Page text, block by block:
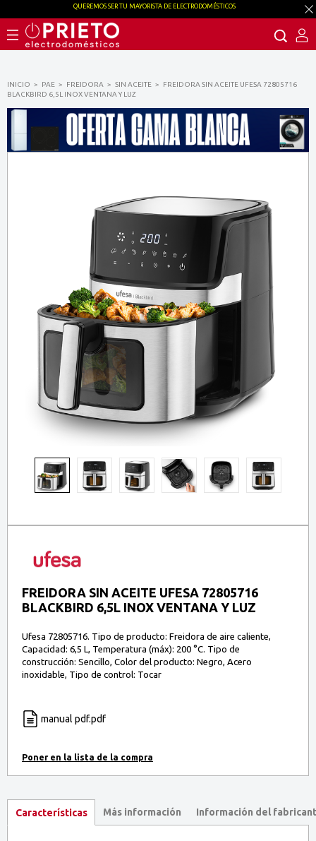
INICIO PAE FREIDORA SIN ACEITE
FREIDORA SIN ACEITE UFESA 72805716
BLACKBIRD 6,5L INOX VENTANA Y LUZ
FREIDORA SIN ACEITE UFESA 72805716
BLACKBIRD 6,5L INOX VENTANA Y LUZ
Ufesa 72805716. Tipo de producto: Freidora de aire caliente,
Capacidad: 6,5 L, Temperatura (máx): 200 °C. Tipo de
construcción: Sencillo, Color del producto: Negro, Acero
inoxidable, Tipo de control: Tocar
manual pdf.pdf
Características Más información Información del
QUEREMOS SER TU MAYORISTA DE ELECTRODOMÉSTICOS